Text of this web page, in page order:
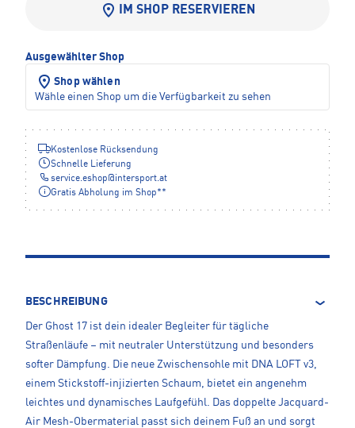
IM SHOP RESERVIEREN
Ausgewählter Shop
Shop wählen
Wähle einen Shop um die Verfügbarkeit zu sehen
Kostenlose Rücksendung
Schnelle Lieferung
service.eshop@intersport.at
Gratis Abholung im Shop**
BESCHREIBUNG
Der Ghost 17 ist dein idealer Begleiter für tägliche
Straßenläufe – mit neutraler Unterstützung und besonders
softer Dämpfung. Die neue Zwischensohle mit DNA LOFT v3,
einem Stickstoff-injizierten Schaum, bietet ein angenehm
leichtes und dynamisches Laufgefühl. Das doppelte Jacquard-
Air Mesh-Obermaterial passt sich deinem Fuß an und sorgt